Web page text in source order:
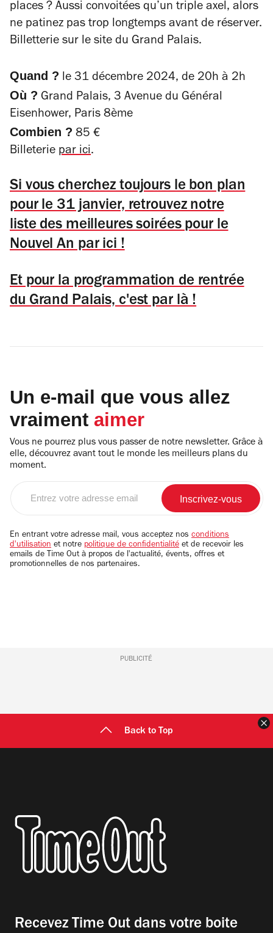
places ? Aussi convoitées qu’un triple axel, alors
ne patinez pas trop longtemps avant de réserver.
Billetterie sur le site du Grand Palais.
Quand ? le 31 décembre 2024, de 20h à 2h
Où ? Grand Palais, 3 Avenue du Général
Eisenhower, Paris 8ème
Combien ? 85 €
Billeterie par ici.
Si vous cherchez toujours le bon plan
pour le 31 janvier, retrouvez notre
liste des meilleures soirées pour le
Nouvel An par ici !
Et pour la programmation de rentrée
du Grand Palais, c'est par là !
Un e-mail que vous allez
vraiment aimer
Vous ne pourrez plus vous passer de notre newsletter. Grâce à
elle, découvrez avant tout le monde les meilleurs plans du
moment.
email
En entrant votre adresse mail, vous acceptez nos conditions
d'utilisation et notre politique de confidentialité et de recevoir les
emails de Time Out à propos de l'actualité, évents, offres et
promotionnelles de nos partenaires.
PUBLICITÉ
Back to Top
Recevez Time Out dans votre boite